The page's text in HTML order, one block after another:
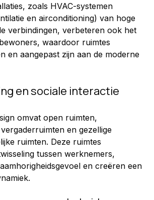
zoals HVAC-systemen
en airconditioning) van hoge
verbindingen, verbeteren ook het
waardoor ruimtes
en aangepast zijn aan de moderne
en sociale interactie
omvat open ruimten,
en gezellige
ruimten. Deze ruimtes
tussen werknemers,
en creëren een